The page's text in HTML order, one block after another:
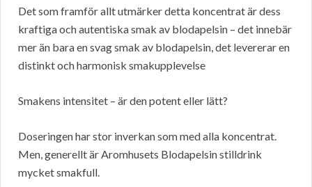
Det som framför allt utmärker detta koncentrat är dess
kraftiga och autentiska smak av blodapelsin – det innebär
mer än bara en svag smak av blodapelsin, det levererar en
distinkt och harmonisk smakupplevelse
Smakens intensitet – är den potent eller lätt?
Doseringen har stor inverkan som med alla koncentrat.
Men, generellt är Aromhusets Blodapelsin stilldrink
mycket smakfull.